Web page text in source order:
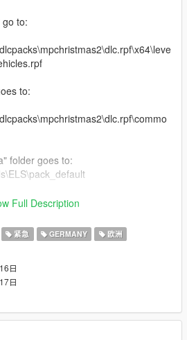
to:
to:
folder goes to:
©)
©)
of Use
Full Description
紧急 GERMANY 欧洲
日
日